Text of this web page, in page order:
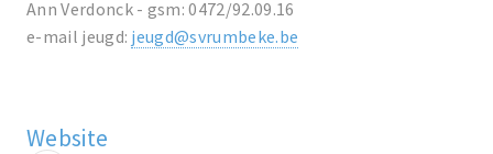
Ann Verdonck - gsm: 0472/92.09.16
e-mail jeugd: jeugd@svrumbeke.be
Website